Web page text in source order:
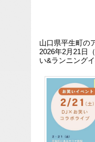
山口県平生町の
2026年2月21日
い&ランニング